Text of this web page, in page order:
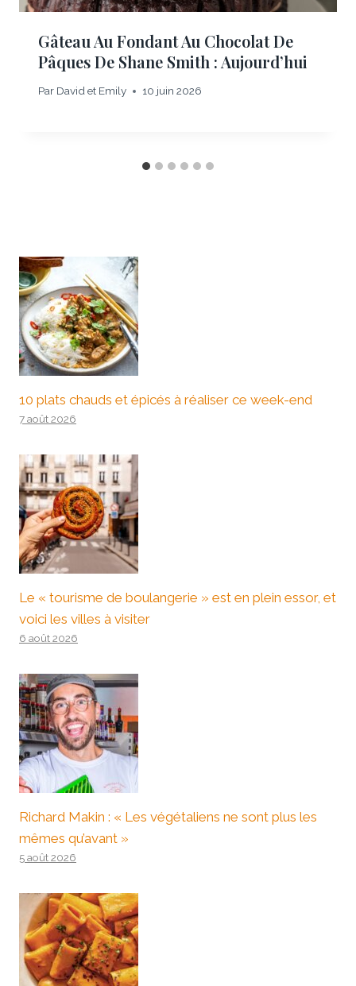
Gâteau Au Fondant Au Chocolat De
Pâques De Shane Smith : Aujourd’hui
Par David et Emily 10 juin 2026
10 plats chauds et épicés à réaliser ce week-end
7 août 2026
Le « tourisme de boulangerie » est en plein essor, et
voici les villes à visiter
6 août 2026
Richard Makin : « Les végétaliens ne sont plus les
mêmes qu’avant »
5 août 2026